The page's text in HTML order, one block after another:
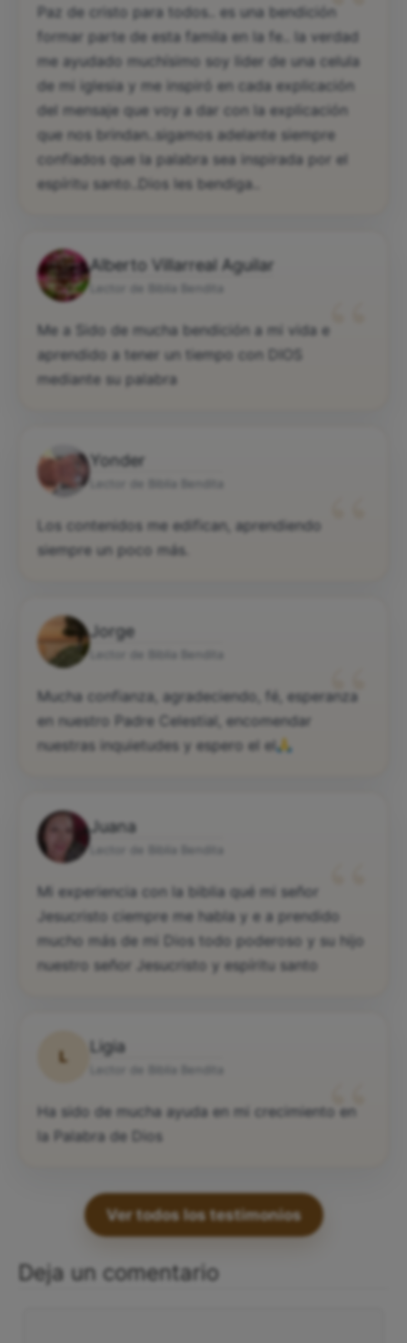
Paz de cristo para todos.. es una bendición
formar parte de esta famila en la fe.. la verdad
me ayudado muchísimo soy lider de una celula
de mi iglesia y me inspiró en cada explicación
del mensaje que voy a dar con la explicación
que nos brindan..sigamos adelante siempre
confiados que la palabra sea inspirada por el
espíritu santo..Dios les bendiga..
Alberto Villarreal Aguilar
“
Me a Sido de mucha bendición a mi vida e
aprendido a tener un tiempo con DIOS
mediante su palabra
Yonder
Los contenidos me edifican, aprendiendo
siempre un poco más.
Jorge
“
Mucha confianza, agradeciendo, fé, esperanza
en nuestro Padre Celestial, encomendar
nuestras inquietudes y espero el el
Juana
“
Mi experiencia con la biblia qué mi señor
Jesucristo ciempre me habla y e a prendido
mucho más de mi Dios todo poderoso y su hijo
nuestro señor Jesucristo y espíritu santo
L
Ligia
“
Ha sido de mucha ayuda en mi crecimiento en
la Palabra de Dios
Ver todos los testimonios
Deja un comentario